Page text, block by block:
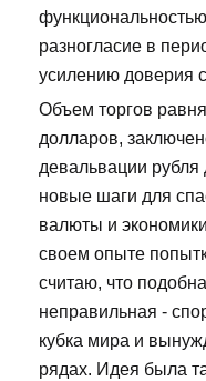
разногласие в
усилению доверия
Объем торгов
долларов,
девальвации
новые шаги для
валюты и
своем опыте
считаю, что
неправильная -
кубка мира и
рядах. Идея была